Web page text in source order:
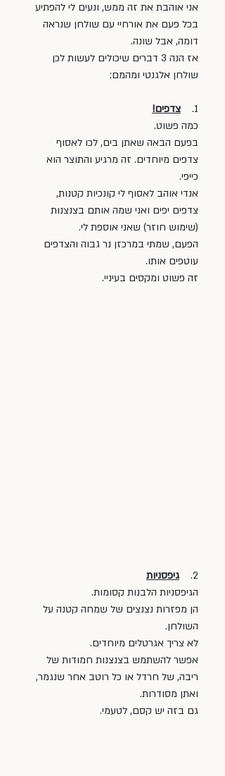
אני אוהבת את זה ממש, ונעים לי להפתיע
בכל פעם את אורחיי עם שולחן שנראה
דומה, אבל שונה.
אז הנה 3 דברים שיכולים לעשות לכן
שולחן אלגנטי ומהמם:
1.
צדפים!
כמה פשוט.
בפעם הבאה שאתן בים, לכו לאסוף
צדפים מיוחדים. זה מרגיע והתוצר הוא
כייפי.
אנדי אוהב לאסוף לי קונכיות קטנות,
צדפים יפים ואני שמה אותם בצנצנות
(שימוש חוזר) שאני אוספת לי.
הפעם, שמתי במרכזן נר גבוה והצדפים
עוטפים אותו.
זה פשוט ומקסים בעיניי.
2.
גיפסניות
הגיפסניות הלבנות קסומות.
הן מפזרות נצנצים של שמחה קטנה על
השולחן.
לא צריך אגרטלים מיוחדים.
אפשר להשתמש בצנצנות חמודות של
ריבה, של חרדל או כל רוטב אחר שנגמר,
ואתן מסודרות.
גם בזה יש קסם, לטעמי.